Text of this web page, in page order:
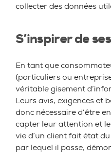
collecter des données
S’inspirer de
En tant que
(particuliers ou
véritable gisement
Leurs avis, exigences et
donc nécessaire d’être
capter leur attention et
vie d’un client fait état
par lequel il passe,